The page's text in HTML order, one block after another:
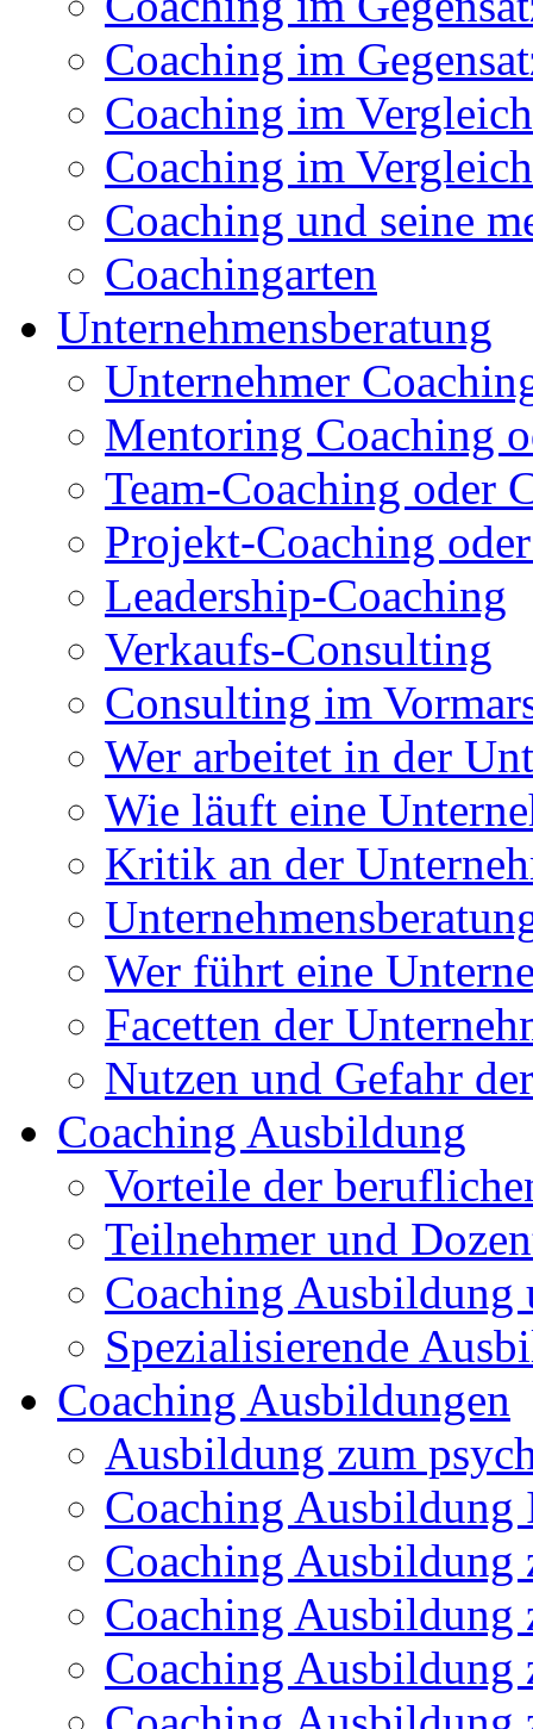
Coaching im
Coaching im
Coaching im
Coaching und seine
Coachingarten
Unternehmensberatung
Unternehmer
Mentoring Coaching
Team-Coaching oder
Projekt-Coaching
Leadership-Coaching
Verkaufs-Consulting
Consulting im
Wer arbeitet in der
Wie läuft eine
Kritik an der
Wer führt eine
Facetten der
Nutzen und Gefahr
Coaching Ausbildung
Vorteile der
Teilnehmer und
Coaching Ausbildung
Spezialisierende
Coaching Ausbildungen
Ausbildung zum
Coaching Ausbildung
Coaching Ausbildung
Coaching Ausbildung
Coaching Ausbildung